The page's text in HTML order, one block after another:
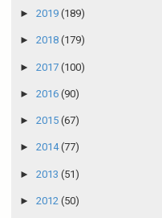
► 2019 (189)
► 2018 (179)
► 2017 (100)
► 2016 (90)
► 2015 (67)
► 2014(77)
► 2013 (51)
► 2012 (50)